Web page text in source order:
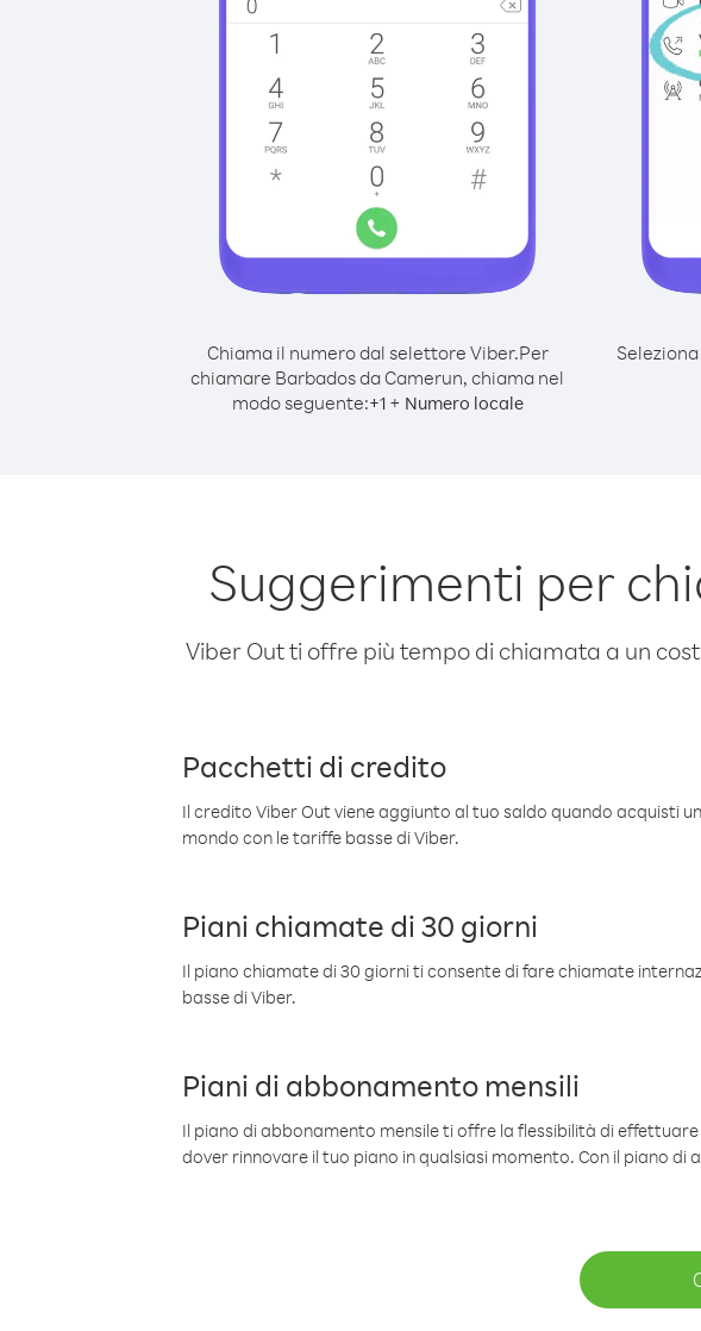
Chiama il numero dal selettore Viber.Per
chiamare Barbados da Camerun, chiama nel
modo seguente:+1+ Numero locale
Suggerimenti per
Viber Out ti offre più tempo di chiamata a un
Pacchetti di credito
Il credito Viber Out viene aggiunto al tuo saldo quando acquisti
mondo con le tariffe basse di Viber.
Piani chiamate di 30 giorni
Il piano chiamate di 30 giorni ti consente di fare chiamate
basse di Viber.
Piani di abbonamento mensili
Il piano di abbonamento mensile ti offre la flessibilità di
dover rinnovare il tuo piano in qualsiasi momento. Con il piano